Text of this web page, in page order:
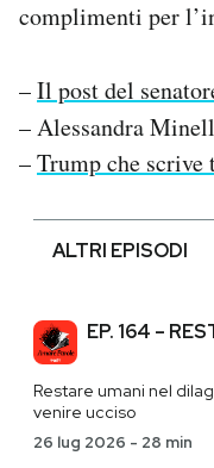
complimenti per
–Il post del
– Alessandra
–Trump che
ALTRI EPISODI
EP. 164 –
Restare umani nel
venire ucciso
26 lug 2026 - 28 min